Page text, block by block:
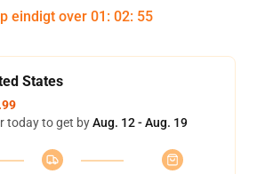
eindigt over 01 : 02: 54
States
today to get byAug. 12 - Aug. 19